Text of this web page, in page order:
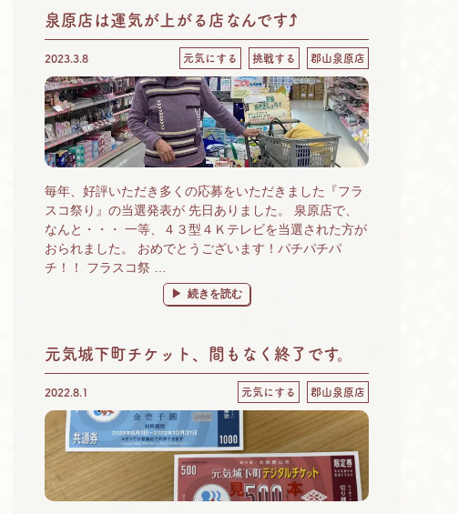
泉原店は運気が上がる店なんです⤴
2023.3.8 元気にする 挑戦する 郡山泉原店
毎年、好評いただき多くの応募をいただきました『フラ
スコ祭り』の当選発表が 先日ありました。 泉原店で、
なんと・・・ 一等、４３型４Ｋテレビを当選された方が
おられました。 おめでとうございます！パチパチパ
チ！！ フラスコ祭 …
“泉原店は運気が上がる店なんです⤴” の
続きを読む
元気城下町チケット、間もなく終了です。
2022.8.1 元気にする 郡山泉原店